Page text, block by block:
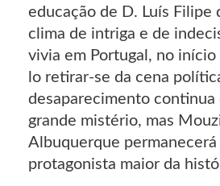
educação de D. Luís Filipe
clima de intriga e de
vivia em Portugal, no
lo retirar-se da cena
desaparecimento
grande mistério, mas
Albuquerque permanecerá
protagonista maior da